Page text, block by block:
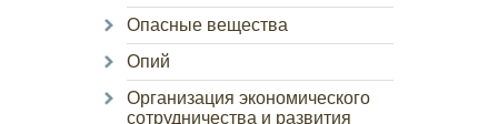
Опасные вещества
Опий
Организация экономического
сотрудничества и развития